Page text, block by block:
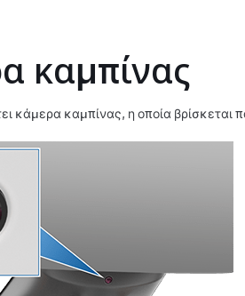
καμπίνας
κάμερα καμπίνας, η οποία